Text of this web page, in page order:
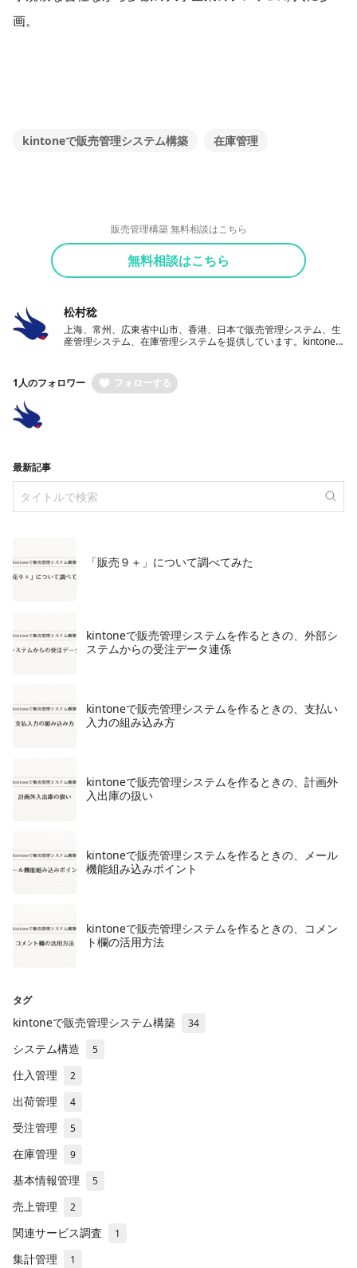
画。
kintoneで販売管理システム構築 在庫管理
販売管理構築 無料相談はこちら
無料相談はこちら
松村稔
上海、常州、広東省中山市、香港、日本で販売管理システム、生
産管理システム、在庫管理システムを提供しています。kintone
1人のフォロワー フォローする
最新記事
「販売９＋」について調べてみた
kintoneで販売管理システムを作るときの、外部シ
ステムからの受注データ連係
kintoneで販売管理システムを作るときの、支払い
入力の組み込み方
​kintoneで販売管理システムを作るときの、計画外
入出庫の扱い
kintoneで販売管理システムを作るときの、メール
機能組み込みポイント
​kintoneで販売管理システムを作るときの、コメン
ト欄の活用方法
タグ
kintoneで販売管理システム構築 34
システム構造 5
仕入管理 2
出荷管理 4
受注管理 5
在庫管理 9
基本情報管理 5
売上管理 2
関連サービス調査 1
集計管理 1